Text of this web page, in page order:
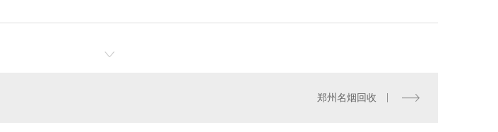
郑州名烟回收